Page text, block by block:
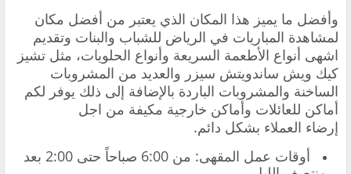
وأفضل ما يميز هذا المكان الذي يعتبر من أفضل مكان
لمشاهدة المباريات في الرياض للشباب والبنات وتقديم
اشهى أنواع الأطعمة السريعة وأنواع الحلويات، مثل تشيز
كيك ويش ساندويتش سيزر والعديد من المشروبات
الساخنة والمشروبات الباردة بالإضافة إلى ذلك يوفر لكم
أماكن للعائلات وأماكن خارجية مكيفة من اجل
إرضاء العملاء بشكل دائم.
‏أوقات عمل المقهى: من 6:00 صباحاً حتى 2:00 بعد